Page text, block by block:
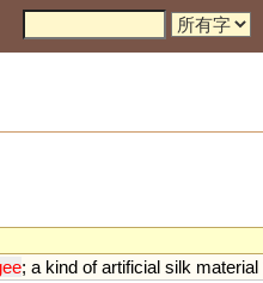
; a kind of artificial silk material